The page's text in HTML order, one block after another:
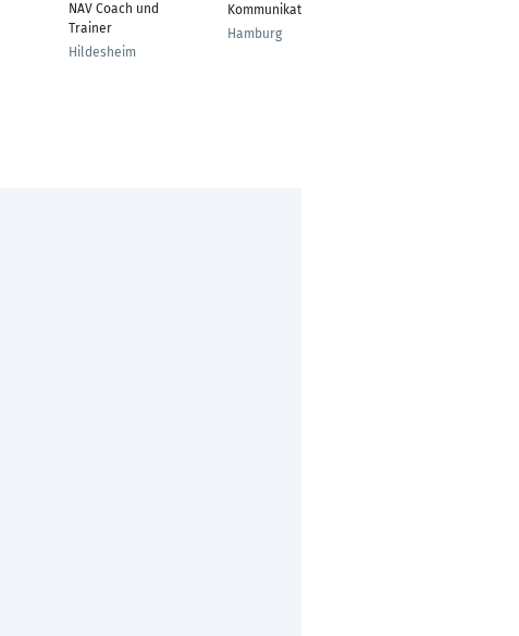
NAV Coach und
Trainer
Hildesheim
Kommunikation
Hamburg